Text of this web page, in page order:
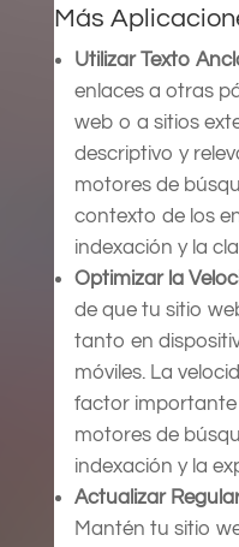
Más
Utilizar Texto
enlaces a otras
web o a sitios
descriptivo y
motores de
contexto de los
indexación y la
Optimizar la
de que tu sitio
tanto en
móviles. La
factor importante
motores de
indexación y la
Actualizar
Mantén tu sitio